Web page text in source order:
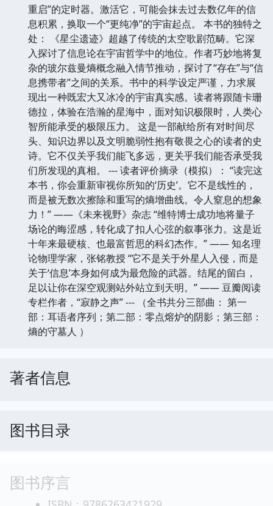
重启”的定时器。激活它，可能会抹去过去数亿年的信
息积累，换取一个“更纯净”的宇宙起点。 本书的独特之
处： 《星尘遗迹》超越了传统的太空歌剧范畴。它深
入探讨了信息论在宇宙哲学中的地位。作者巧妙地将复
杂的玻尔兹曼熵概念融入情节推动，探讨了“存在”与“信
息携带者”之间的关系。书中的科学设定严谨，力求展
现出一种既宏大又冰冷的宇宙真实感。读者将跟随卡珊
德拉，体验在浩瀚的星海中，面对知识极限时，人类心
智所能承受的极限压力。 这是一部献给所有对时间尽
头、知识边界以及文明脆弱性抱有敬畏之心的读者的史
诗。它不仅关乎我们能飞多远，更关乎我们能否承受我
们所发现的真相。 --- 读者评价摘录（模拟）： “读完这
本书，你会重新审视你所知的‘历史’。它不是线性的，
而是被无数次擦除和重写的熵增曲线。令人窒息的想象
力！” ——《未来视野》杂志 “维特博士成功地将量子
场论的晦涩感，转化成了扣人心弦的叙事张力。这是近
十年来最硬核、也最富哲思的科幻杰作。” —— 知名理
论物理学家，张铭教授 “它不是关于外星人入侵，而是
关于‘信息’本身如何成为最危险的武器。结尾的留白，
足以让你在深空观测站外站立到天明。” —— 豆瓣阅读
专栏作者，“寂静之声” --- （全书共分三部曲： 第一
部：耳语者序列；第二部：零点熔炉的阴影；第三部：
熵的守墓人 ）
著者信息
图书目录
图书序言